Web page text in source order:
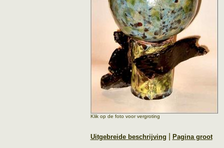
Klik op de foto voor vergroting
Uitgebreide beschrijving Pagina groot